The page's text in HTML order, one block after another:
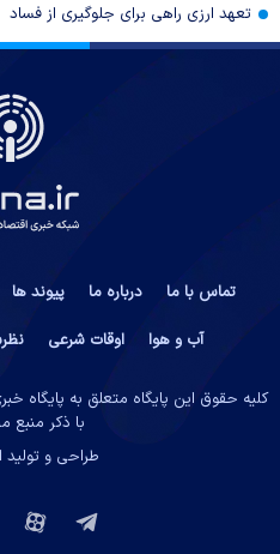
تعهد ارزی راهی برای جلوگیری از فساد
تماس با ما درباره ما پیوند ها
آب و هوا
اوقات شرعی
کلیه حقوق این پایگاه متعلق به پایگاه
با ذکر منبع
طراحی و تولید